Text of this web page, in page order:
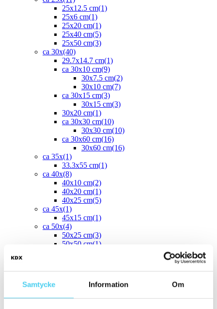
Samtycke Information Om
25x12.5 cm(1)
25x6 cm(1)
25x20 cm(1)
25x40 cm(5)
25x50 cm(3)
ca 30x(40)
29.7x14.7 cm(1)
ca 30x10 cm(9)
30x7.5 cm(2)
30x10 cm(7)
ca 30x15 cm(3)
30x15 cm(3)
30x20 cm(1)
ca 30x30 cm(10)
30x30 cm(10)
ca 30x60 cm(16)
30x60 cm(16)
ca 35x(1)
33.3x55 cm(1)
ca 40x(8)
40x10 cm(2)
40x20 cm(1)
40x25 cm(5)
ca 45x(1)
45x15 cm(1)
ca 50x(4)
50x25 cm(3)
50x50 cm(1)
ca 60x10 cm(1)
ca 60x15 cm(1)